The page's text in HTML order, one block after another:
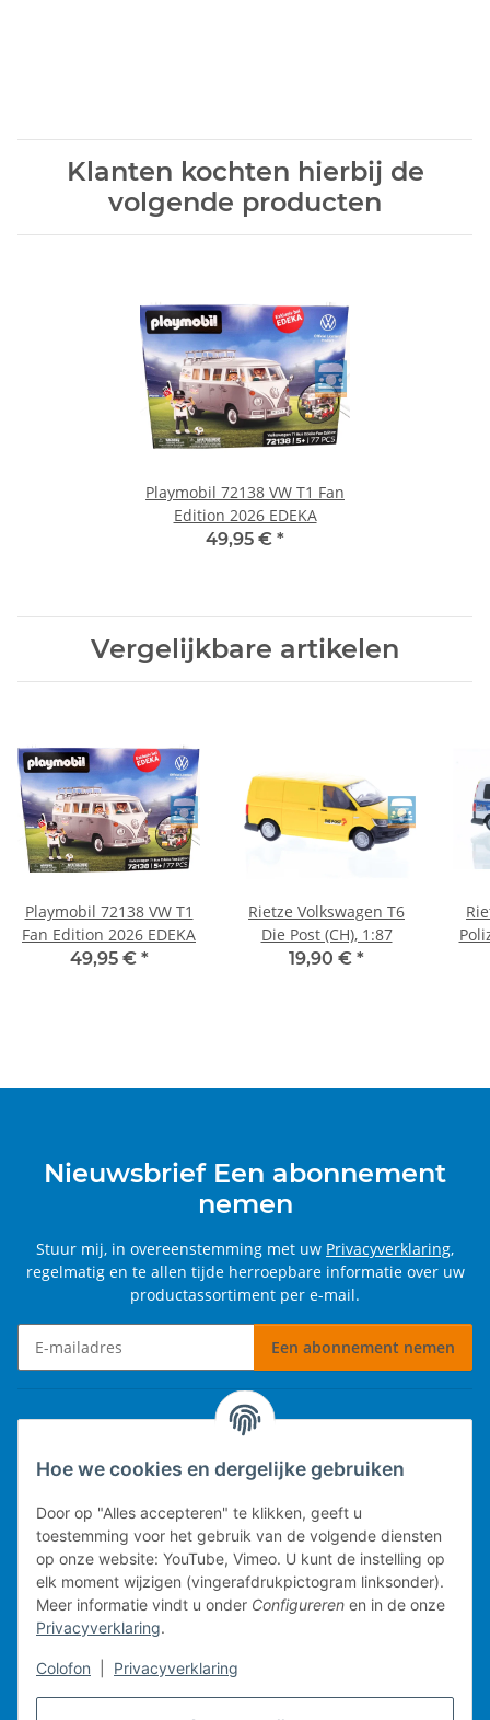
Hoe we cookies en dergelijke gebruiken
Door op "Alles accepteren" te klikken, geeft u
toestemming voor het gebruik van de volgende diensten
op onze website: YouTube, Vimeo. U kunt de instelling op
elk moment wijzigen (vingerafdrukpictogram linksonder).
Meer informatie vindt u onder Configureren en in de onze
Privacyverklaring.
Colofon Privacyverklaring
Klanten kochten hierbij de
volgende producten
Playmobil 72138 VW T1 Fan
Edition 2026 EDEKA
49,95 € *
Vergelijkbare artikelen
Playmobil 72138 VW T1
Fan Edition 2026 EDEKA
49,95 € *
Rietze Volkswagen T6
Die Post (CH), 1:87
19,90 € *
Nieuwsbrief Een abonnement
nemen
Stuur mij, in overeenstemming met uw Privacyverklaring,
regelmatig en te allen tijde herroepbare informatie over uw
productassortiment per e-mail.
Een abonnement nemen
Technische implementatie.
Mobiel kassasysteem
Voorraadbeheer